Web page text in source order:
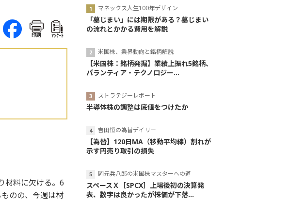
印刷 ｱﾝｹｰﾄ
材料に欠ける。6
のの、今週は材
マネックス人生100年デザイン
「墓じまい」には期限がある？墓じまい
の流れとかかる費用を解説
米国株、業界動向と銘柄解説
【米国株：銘柄発掘】業績上振れ5銘柄、
パランティア・テクノロジー...
ストラテジーレポート
半導体株の調整は底値をつけたか
吉田恒の為替デイリー
【為替】120日MA（移動平均線）割れが
示す円売り取引の損失
岡元兵八郎の米国株マスターへの道
スペースＸ［SPCX］上場後初の決算発
表、数字は良かったが株価が下落...